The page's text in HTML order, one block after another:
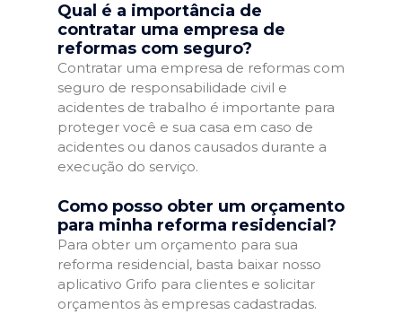
Qual é a importância de
contratar uma empresa de
reformas com seguro?
Contratar uma empresa de reformas com
seguro de responsabilidade civil e
acidentes de trabalho é importante para
proteger você e sua casa em caso de
acidentes ou danos causados durante a
execução do serviço.
Como posso obter um orçamento
para minha reforma residencial?
Para obter um orçamento para sua
reforma residencial, basta baixar nosso
aplicativo Grifo para clientes e solicitar
orçamentos às empresas cadastradas.